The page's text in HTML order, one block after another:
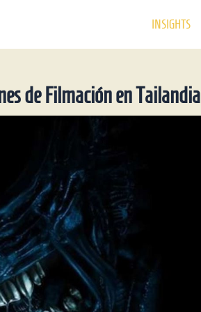
INSIGHTS
de Filmación en Tailandia